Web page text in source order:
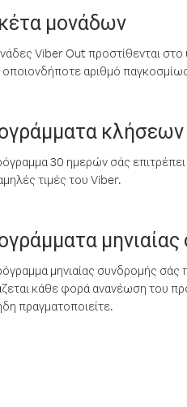
μονάδων
Viber Out προστίθενται
αριθμό
30 ημερών σάς επιτρέπει
τιμές του Viber.
μηνιαίας συνδρομής σάς
κάθε φορά ανανέωση του
πραγματοποιείτε.